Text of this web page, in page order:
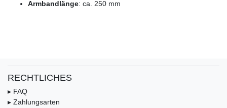
Armbandlänge: ca. 250 mm
RECHTLICHES
▸ FAQ
▸ Zahlungsarten